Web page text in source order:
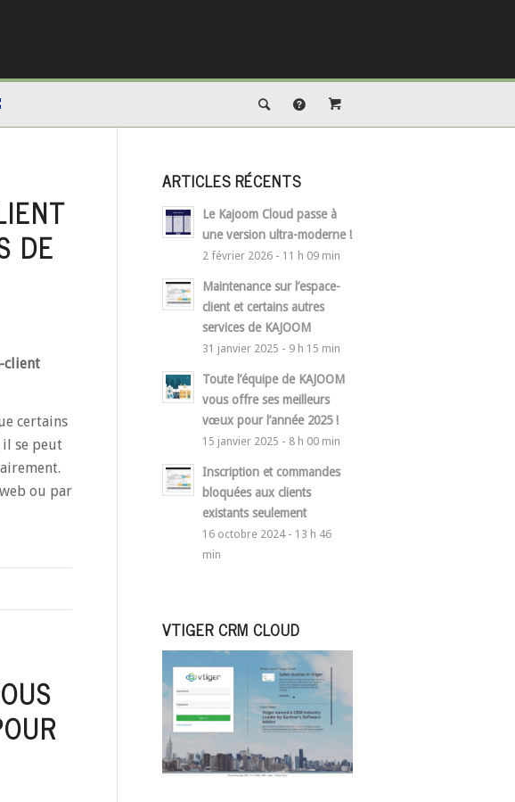
DE
client
certains
il se peut
ou par
ARTICLES RÉCENTS
Le Kajoom Cloud passe à
une version ultra-moderne !
2 février 2026 - 11 h 09 min
Maintenance sur l’espace-
client et certains autres
services de KAJOOM
31 janvier 2025 - 9 h 15 min
Toute l’équipe de KAJOOM
vous offre ses meilleurs
vœux pour l’année 2025 !
15 janvier 2025 - 8 h 00 min
Inscription et commandes
bloquées aux clients
existants seulement
16 octobre 2024 - 13 h 46
min
VTIGER CRM CLOUD